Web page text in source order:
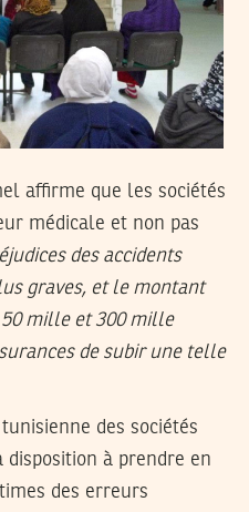
affirme que les sociétés
médicale et non pas
des accidents
graves, et le montant
mille et 300 mille
de subir une telle
des sociétés
disposition à prendre en
des erreurs